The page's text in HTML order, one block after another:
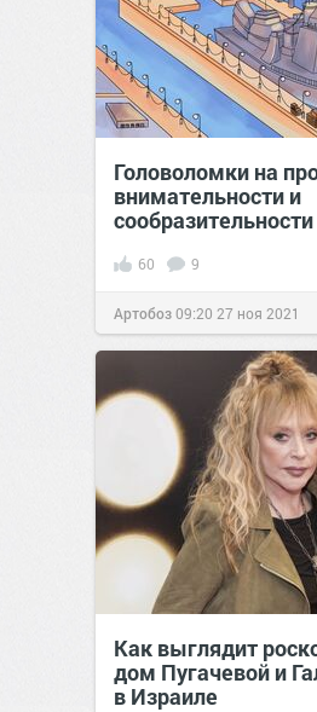
Головоломки на
внимательности и
сообразительности
60 9
Артобоз09:20 27 ноя 2021
Как выглядит
дом Пугачевой и
в Израиле